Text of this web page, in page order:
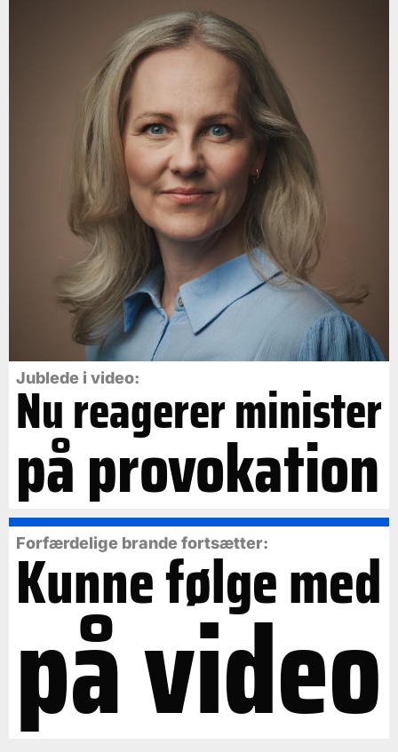
Jublede i video:
Nu reagerer minister
på provokation
Forfærdelige brande fortsætter:
Kunne følge med
på video